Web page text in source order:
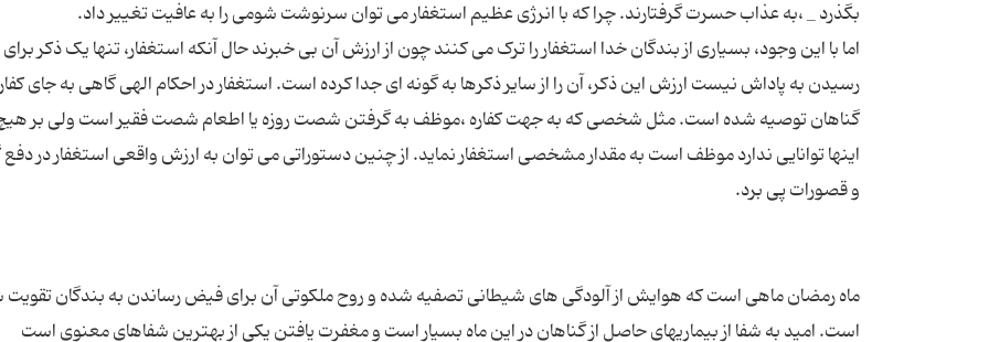
اما با این وجود، بسیاری از بندگان خدا استغفار را ترک می کنند چون از ارزش آن بی خبرند حال آنکه استغفار، تنها یک ذکر برای
رسیدن به پاداش نیست ارزش این ذکر، آن را از سایر ذکرها به گونه ای جدا کرده است. استغفار در احکام الهی گاهی به جای
گناهان توصیه شده است. مثل شخصی که به جهت کفاره ،موظف به گرفتن شصت روزه یا اطعام شصت فقیر است ولی بر
اینها توانایی ندارد موظف است به مقدار مشخصی استغفار نماید. از چنین دستوراتی می توان به ارزش واقعی استغفار در دفع
ماه رمضان ماهی است که هوایش از آلودگی های شیطانی تصفیه شده و روح ملکوتی آن برای فیض رساندن به بندگان